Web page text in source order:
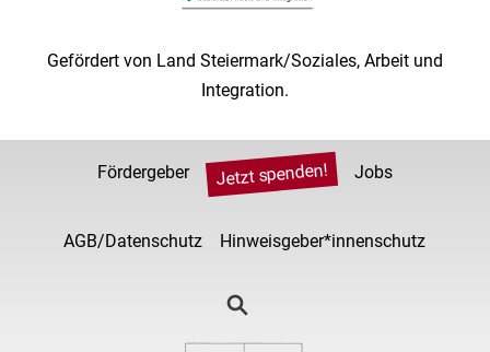
Gefördert von Land Steiermark/Soziales, Arbeit und
Integration.
Fördergeber Jetzt spenden! Jobs
AGB/Datenschutz Hinweisgeber*innenschutz